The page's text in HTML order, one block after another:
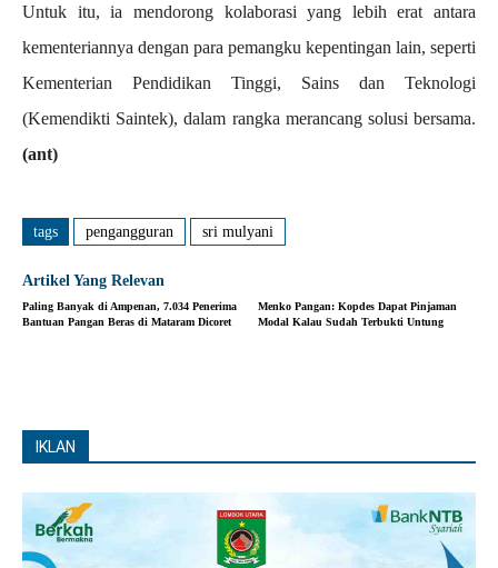
Untuk itu, ia mendorong kolaborasi yang lebih erat antara
kementeriannya dengan para pemangku kepentingan lain, seperti
Kementerian Pendidikan Tinggi, Sains dan Teknologi
(Kemendikti Saintek), dalam rangka merancang solusi bersama.
(ant)
tags pengangguran sri mulyani
Artikel Yang Relevan
Paling Banyak di Ampenan, 7.034 Penerima
Bantuan Pangan Beras di Mataram Dicoret
Menko Pangan: Kopdes Dapat Pinjaman
Modal Kalau Sudah Terbukti Untung
IKLAN